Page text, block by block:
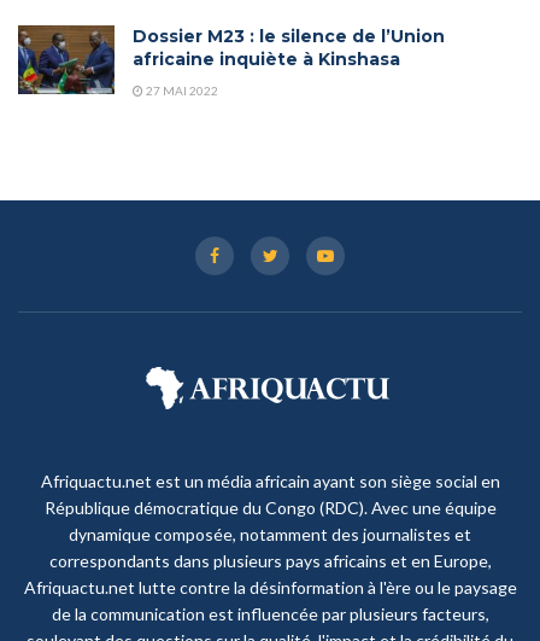
Dossier M23 : le silence de l’Union
africaine inquiète à Kinshasa
27 MAI 2022
Afriquactu.net est un média africain ayant son siège social en
République démocratique du Congo (RDC). Avec une équipe
dynamique composée, notamment des journalistes et
correspondants dans plusieurs pays africains et en Europe,
Afriquactu.net lutte contre la désinformation à l'ère ou le paysage
de la communication est influencée par plusieurs facteurs,